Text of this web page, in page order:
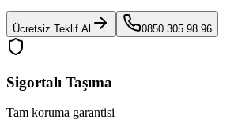
Ücretsiz Teklif Al 0850 305 98 96
Sigortalı Taşıma
Tam koruma garantisi